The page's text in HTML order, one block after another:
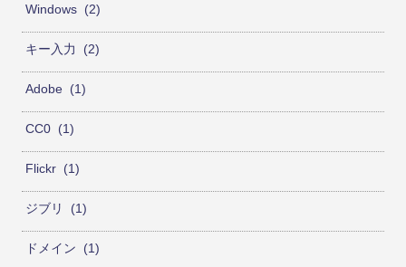
Windows 2
キー入力 2
Adobe 1
CC0 1
Flickr 1
ジブリ 1
ドメイン 1